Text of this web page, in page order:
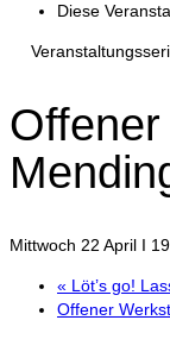
Diese
Mittwoch 22 April I
« Löt’s go!
Offener